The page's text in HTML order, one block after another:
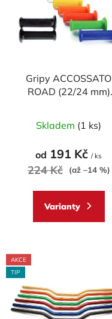
Gripy ACCOSSATO
ROAD (22/24 mm)
hodnocení
produktu
5
Skladem (1 ks)
od 191 Kč / ks
224 Kč (až –14 %)
Varianty
AKCE
TIP